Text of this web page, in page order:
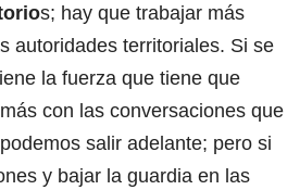
s; hay que trabajar más
autoridades territoriales. Si se
la fuerza que tiene que
con las conversaciones que
salir adelante; pero si
y bajar la guardia en las